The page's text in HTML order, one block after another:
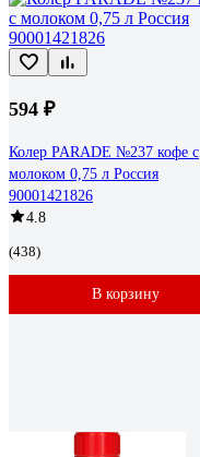
594 ₽
Колер PARADE №237 кофе с
молоком 0,75 л Россия
90001421826
4.8
(438)
В корзину